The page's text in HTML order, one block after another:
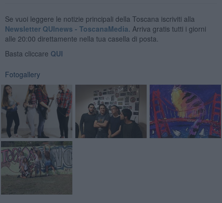
Se vuoi leggere le notizie principali della Toscana iscriviti alla
Newsletter QUInews - ToscanaMedia. Arriva gratis tutti i giorni
alle 20:00 direttamente nella tua casella di posta.
Basta cliccare QUI
Fotogallery